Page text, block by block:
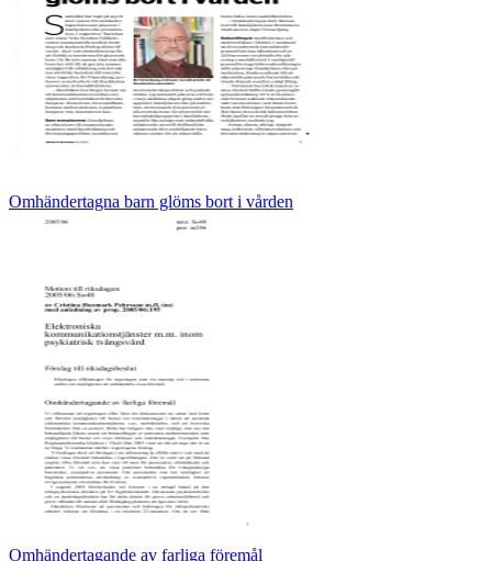
Omhändertagna barn glöms bort i vården
Omhändertagande av farliga föremål